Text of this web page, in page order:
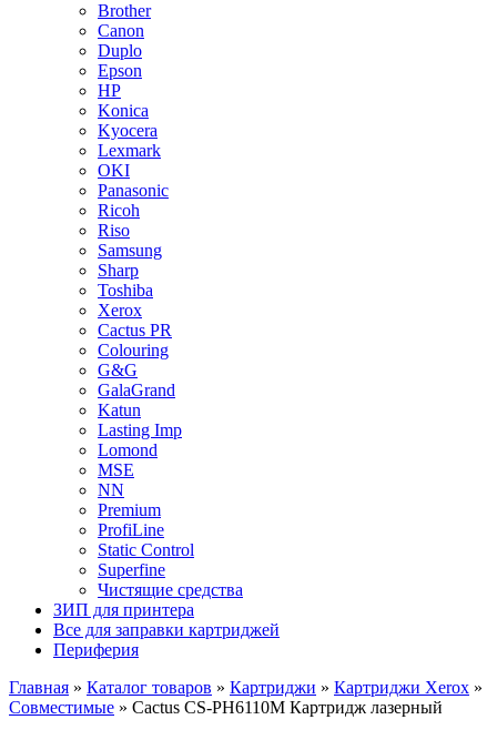
Brother
Canon
Duplo
Epson
HP
Konica
Kyocera
Lexmark
OKI
Panasonic
Ricoh
Riso
Samsung
Sharp
Toshiba
Xerox
Cactus PR
Colouring
G&G
GalaGrand
Katun
Lasting Imp
Lomond
MSE
NN
Premium
ProfiLine
Static Control
Superfine
Чистящие средства
ЗИП для принтера
Все для заправки картриджей
Периферия
Главная » Каталог товаров » Картриджи » Картриджи Xerox »
Совместимые » Cactus CS-PH6110M Картридж лазерный